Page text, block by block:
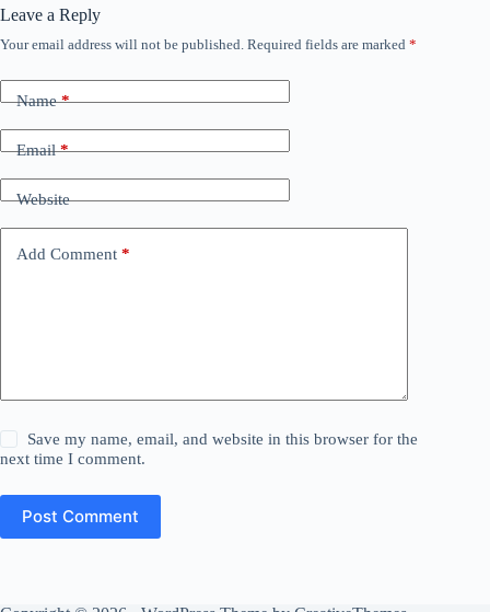
Leave a Reply
Your email address will not be published. Required fields are marked *
Name*
Email*
Website
Add Comment *
Save my name, email, and website in this browser for the
next time I comment.
Post Comment